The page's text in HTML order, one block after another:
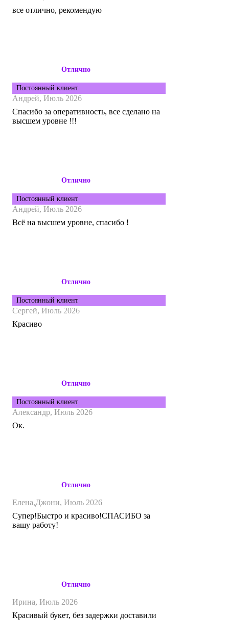
все отлично, рекомендую
Отлично
Постоянный клиент
Андрей, Июль 2026
Спасибо за оперативность, все сделано на
высшем уровне !!!
Отлично
Постоянный клиент
Андрей, Июль 2026
Всë на высшем уровне, спасибо !
Отлично
Постоянный клиент
Сергей, Июль 2026
Красиво
Отлично
Постоянный клиент
Александр, Июль 2026
Ок.
Отлично
Елена,Джони, Июль 2026
Супер!Быстро и красиво!СПАСИБО за
вашу работу!
Отлично
Ирина, Июль 2026
Красивый букет, без задержки доставили